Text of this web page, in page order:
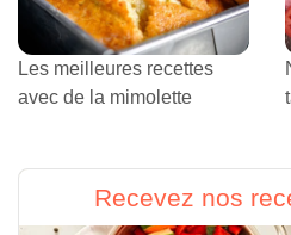
Les meilleures recettes
avec de la mimolette
Recevez nos